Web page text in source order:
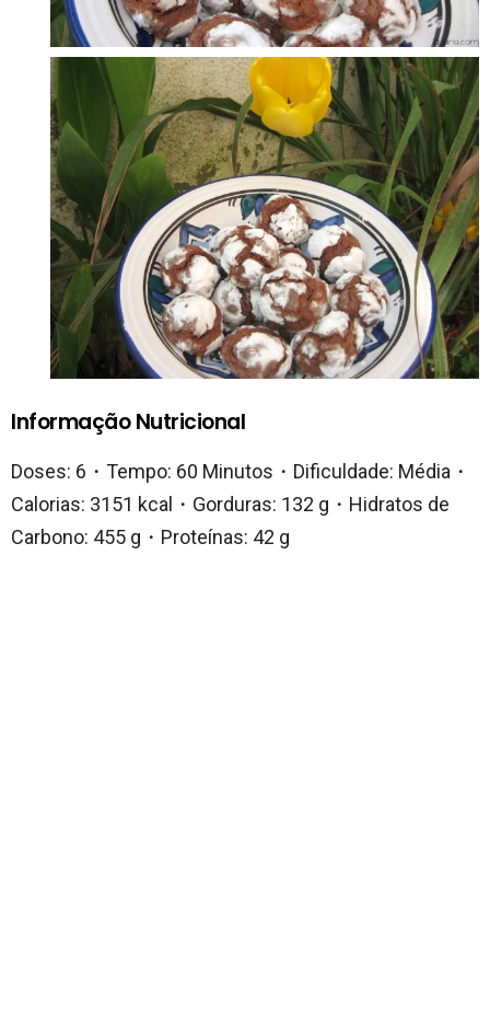
Informação Nutricional
Doses: 6・Tempo: 60 Minutos・Dificuldade: Média・
Calorias: 3151 kcal・Gorduras: 132 g・Hidratos de
Carbono: 455 g・Proteínas: 42 g